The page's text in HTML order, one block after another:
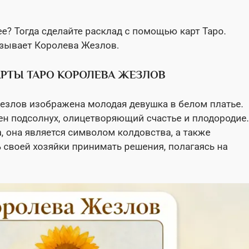
Тогда сделайте расклад с помощью карт Таро.
Королева Жезлов.
ТАРО КОРОЛЕВА ЖЕЗЛОВ
изображена молодая девушка в белом платье.
подсолнух, олицетворяющий счастье и плодородие.
она является символом колдовства, а также
хозяйки принимать решения, полагаясь на